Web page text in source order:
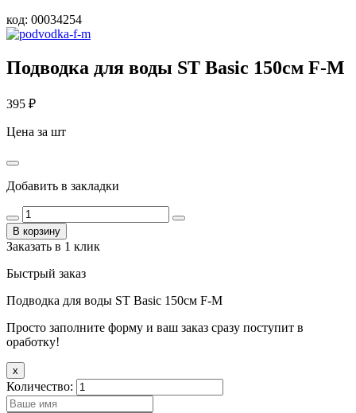
код: 00034254
Подводка для воды ST Basiс 150cм F-М
395 ₽
Цена за шт
Добавить в закладки
В корзину
Заказать в 1 клик
Быстрый заказ
Подводка для воды ST Basiс 150cм F-М
Просто заполните форму и ваш заказ сразу поступит в
оработку!
x
Количество: